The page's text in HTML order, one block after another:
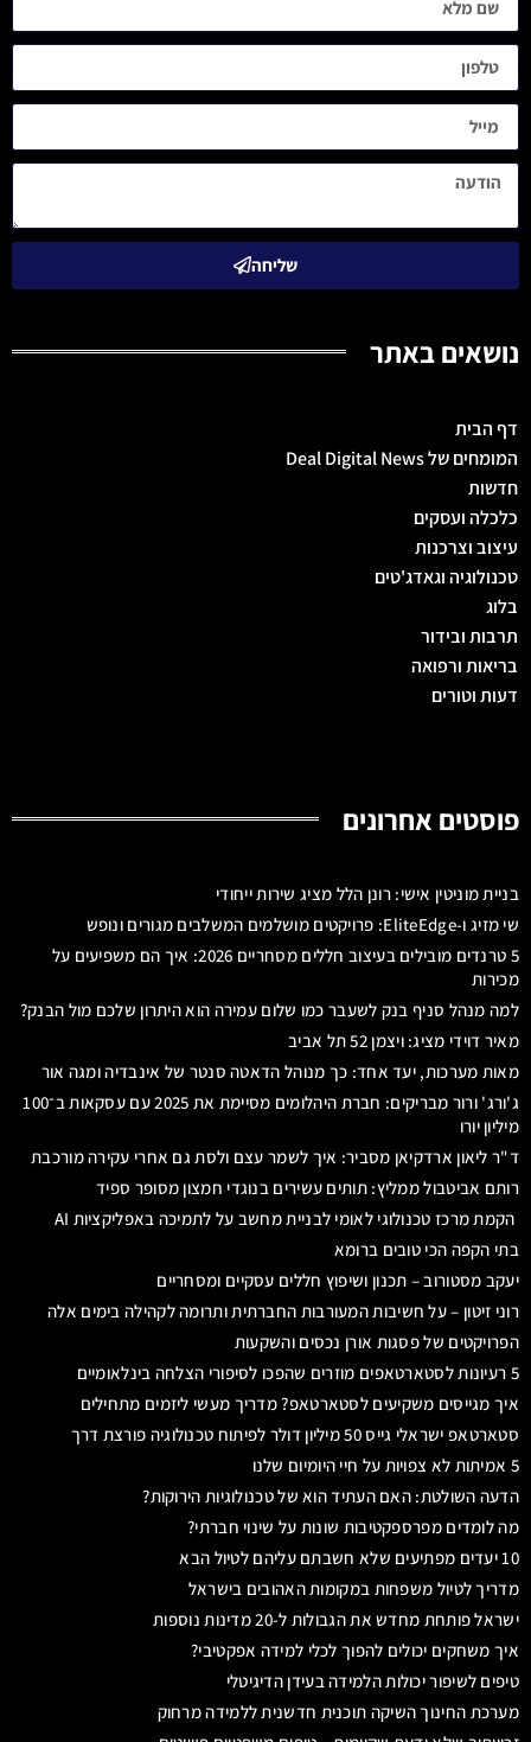
שליחה
נושאים באתר
דף הבית
המומחים של Deal Digital News
חדשות
כלכלה ועסקים
עיצוב וצרכנות
טכנולוגיה וגאדג'טים
בלוג
תרבות ובידור
בריאות ורפואה
דעות וטורים
פוסטים אחרונים
בניית מוניטין אישי: רונן הלל מציג שירות ייחודי
שי מזיג ו-EliteEdge: פרויקטים מושלמים המשלבים מגורים ונופש
5 טרנדים מובילים בעיצוב חללים מסחריים 2026: איך הם משפיעים על
מכירות
למה מנהל סניף בנק לשעבר כמו שלום עמירה הוא היתרון שלכם מול הבנק?
מאיר דוידי מציג: ויצמן 52 תל אביב
מאות מערכות, יעד אחד: כך מנוהל הדאטה סנטר של אינבדיה ומגה אור
ג'ורג' ורור מבריקים: חברת היהלומים מסיימת את 2025 עם עסקאות ב־100
מיליון יורו
ד"ר ליאון ארדקיאן מסביר: איך לשמר עצם ולסת גם אחרי עקירה מורכבת
רותם אביטבול ממליץ: תותים עשירים בנוגדי חמצון מסופר ספיד
הקמת מרכז טכנולוגי לאומי לבניית מחשב על לתמיכה באפליקציות AI
בתי הקפה הכי טובים ברומא
יעקב מסטורוב – תכנון ושיפוץ חללים עסקיים ומסחריים
רוני זיטון – על חשיבות המעורבות החברתית ותרומה לקהילה בימים אלה
הפרויקטים של פסגות אורן נכסים והשקעות
5 רעיונות לסטארטאפים מוזרים שהפכו לסיפורי הצלחה בינלאומיים
איך מגייסים משקיעים לסטארטאפ? מדריך מעשי ליזמים מתחילים
סטארטאפ ישראלי גייס 50 מיליון דולר לפיתוח טכנולוגיה פורצת דרך
5 אמיתות לא צפויות על חיי היומיום שלנו
הדעה השולטת: האם העתיד הוא של טכנולוגיות הירוקות?
מה לומדים מפרספקטיבות שונות על שינוי חברתי?
10 יעדים מפתיעים שלא חשבתם עליהם לטיול הבא
מדריך לטיול משפחות במקומות האהובים בישראל
ישראל פותחת מחדש את הגבולות ל-20 מדינות נוספות
איך משחקים יכולים להפוך לכלי למידה אפקטיבי?
טיפים לשיפור יכולות הלמידה בעידן הדיגיטלי
מערכת החינוך השיקה תוכנית חדשנית ללמידה מרחוק